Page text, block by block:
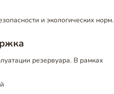
и экологических норм.
резервуара. В рамках